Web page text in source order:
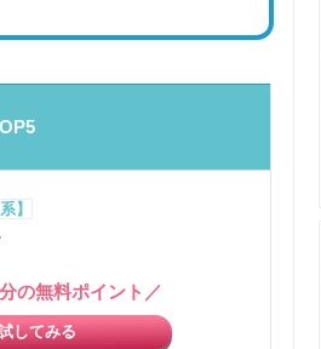
】
の無料ポイント／
してみる